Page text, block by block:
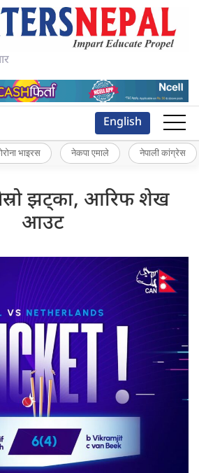
English
भाइरस नेकपा एमाले नेपाली कांग्रेस
झट्का, आरिफ शेख
आउट